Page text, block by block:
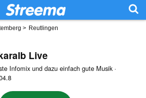
> Reutlingen
Live
Infomix und dazu einfach gute Musik ·